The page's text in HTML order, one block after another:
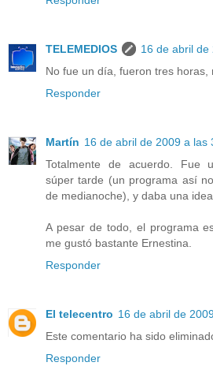
TELEMEDIOS
16 de abril de
No fue un día, fueron tres horas,
Responder
Martín 16 de abril de 2009 a las
Totalmente de acuerdo. Fue
súper tarde (un programa así
de medianoche), y daba una
A pesar de todo, el programa
me gustó bastante Ernestina.
Responder
El telecentro 16 de abril de
Este comentario ha sido
Responder